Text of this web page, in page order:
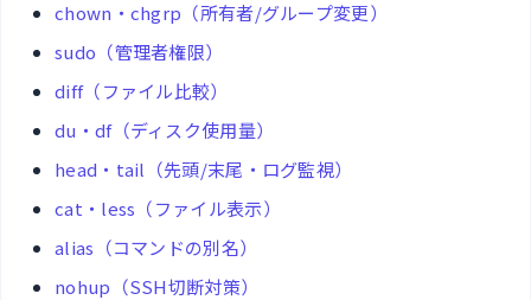
chown・chgrp（所有者/グループ変更）
sudo（管理者権限）
diff（ファイル比較）
du・df（ディスク使用量）
head・tail（先頭/末尾・ログ監視）
cat・less（ファイル表示）
alias（コマンドの別名）
nohup（SSH切断対策）